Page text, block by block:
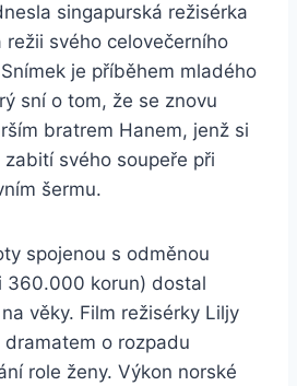
singapurská režisérka
režii svého celovečerního
je příběhem mladého
sní o tom, že se znovu
bratrem Hanem, jenž si
svého soupeře při
šermu.
spojenou s odměnou
360.000 korun) dostal
věky. Film režisérky Liljy
o rozpadu
role ženy. Výkon norské